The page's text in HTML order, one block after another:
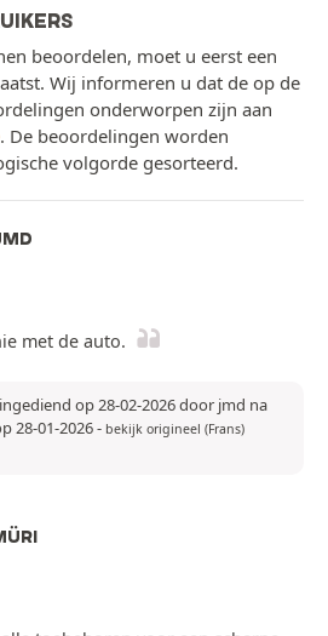
beoordelen, moet u eerst een
Wij informeren u dat de op de
onderworpen zijn aan
. De beoordelingen worden
volgorde gesorteerd.
met de auto.
op 28-02-2026 door jmd na
28-01-2026- bekijk origineel (Frans)